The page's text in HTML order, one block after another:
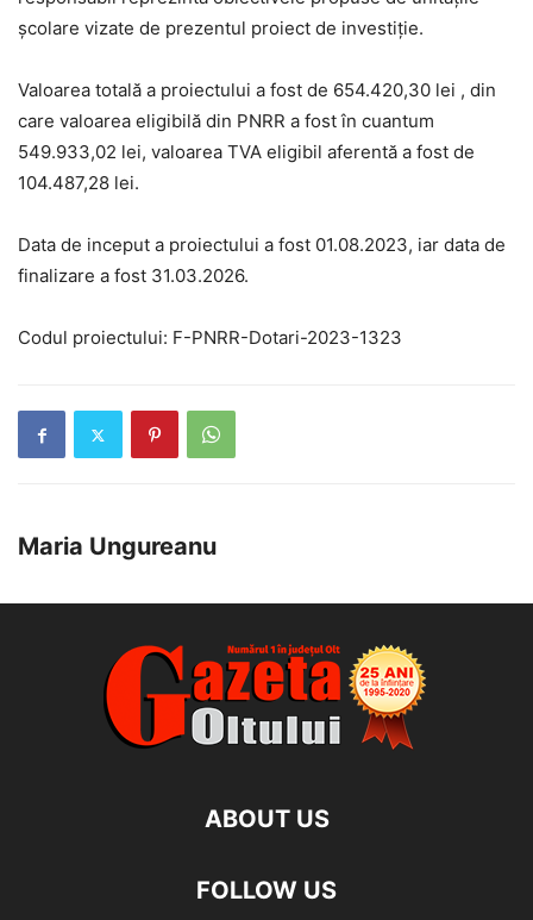
şcolare vizate de prezentul proiect de investiţie.
Valoarea totală a proiectului a fost de 654.420,30 lei , din
care valoarea eligibilă din PNRR a fostîn cuantum
549.933,02 lei, valoarea TVA eligibil aferentă a fost de
104.487,28 lei.
Data de inceput a proiectului a fost 01.08.2023, iar data de
finalizare a fost 31.03.2026.
Codul proiectului: F-PNRR-Dotari-2023-1323
Maria Ungureanu
ABOUT US
FOLLOW US